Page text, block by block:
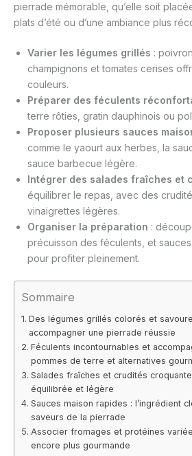
pierrade mémorable, qu’elle soit
plats d’été ou d’une ambiance plus
Varier les légumes grillés :
champignons et tomates cerises
couleurs.
Préparer des féculents
terre rôties, gratin dauphinois ou
Proposer plusieurs sauces
comme le yaourt aux herbes, la
sauce barbecue légère.
Intégrer des salades fraîches et
équilibrer le repas, avec des
vinaigrettes légères.
Organiser la préparation :
précuisson des féculents, et sauces
pour profiter pleinement.
Sommaire
Des légumes grillés colorés et
accompagner une pierrade réussie
Féculents incontournables et
pommes de terre et alternatives
Salades fraîches et crudités
équilibrée et légère
Sauces maison rapides : l’ingrédient
saveurs de la pierrade
Associer fromages et protéines
encore plus gourmande